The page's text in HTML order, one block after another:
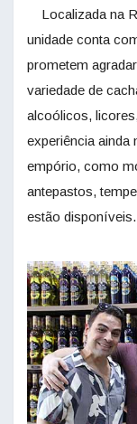
Localizada na
unidade conta
prometem
variedade de
alcoólicos,
experiência ainda
empório, como
antepastos,
estão disponíveis.